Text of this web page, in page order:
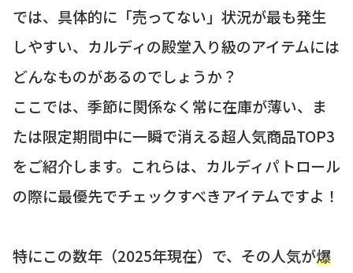
では、具体的に「売ってない」状況が最も発生
しやすい、カルディの殿堂入り級のアイテムには
どんなものがあるのでしょうか？
ここでは、季節に関係なく常に在庫が薄い、ま
たは限定期間中に一瞬で消える超人気商品TOP3
をご紹介します。これらは、カルディパトロール
の際に最優先でチェックすべきアイテムですよ！
特にこの数年（2025年現在）で、その人気が爆